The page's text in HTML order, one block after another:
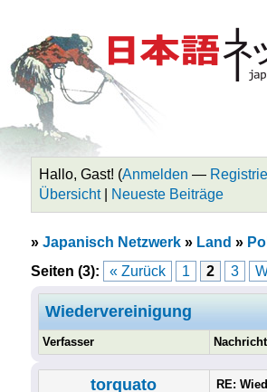
Hallo, Gast! (Anmelden —
Übersicht| Neueste Beiträge
» Japanisch Netzwerk» Land »
Seiten (3):
« Zurück 1 2 3
Wiedervereinigung
Verfasser Nachricht
torquato RE: